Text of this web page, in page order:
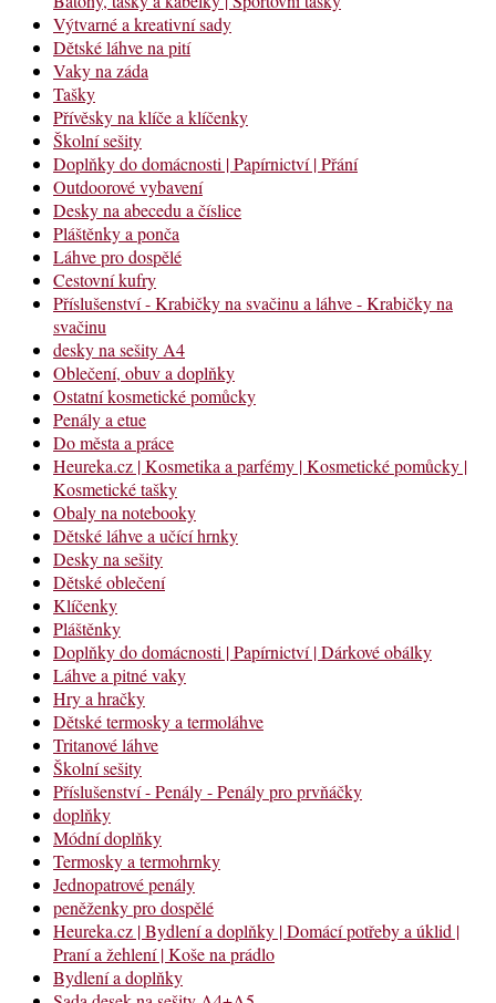
Výtvarné a kreativní sady
Dětské láhve na pití
Vaky na záda
Tašky
Přívěsky na klíče a klíčenky
Školní sešity
Doplňky do domácnosti | Papírnictví | Přání
Outdoorové vybavení
Desky na abecedu a číslice
Pláštěnky a ponča
Láhve pro dospělé
Cestovní kufry
Příslušenství - Krabičky na svačinu a láhve - Krabičky na
svačinu
desky na sešity A4
Oblečení, obuv a doplňky
Ostatní kosmetické pomůcky
Penály a etue
Do města a práce
Heureka.cz | Kosmetika a parfémy | Kosmetické pomůcky |
Kosmetické tašky
Obaly na notebooky
Dětské láhve a učící hrnky
Desky na sešity
Dětské oblečení
Klíčenky
Pláštěnky
Doplňky do domácnosti | Papírnictví | Dárkové obálky
Láhve a pitné vaky
Hry a hračky
Dětské termosky a termoláhve
Tritanové láhve
Školní sešity
Příslušenství - Penály - Penály pro prvňáčky
doplňky
Módní doplňky
Termosky a termohrnky
Jednopatrové penály
peněženky pro dospělé
Heureka.cz | Bydlení a doplňky | Domácí potřeby a úklid |
Praní a žehlení | Koše na prádlo
Bydlení a doplňky